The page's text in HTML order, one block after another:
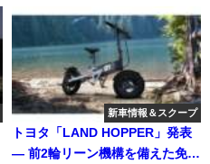
新車情報＆スクープ
トヨタ「LAND HOPPER」発表
― 前2輪リーン機構を備えた免許